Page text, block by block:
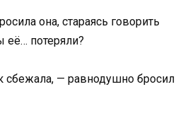
она, стараясь говорить
потеряли?
сбежала, — равнодушно бросил